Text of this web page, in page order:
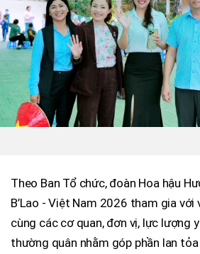
Theo Ban Tổ chức, đoàn Hoa hậu
B’Lao - Việt Nam 2026 tham gia với
cùng các cơ quan, đơn vị, lực lượng
thường quân nhằm góp phần lan